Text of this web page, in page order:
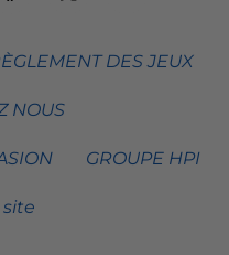
DES JEUX
NOUS
GROUPE HPI